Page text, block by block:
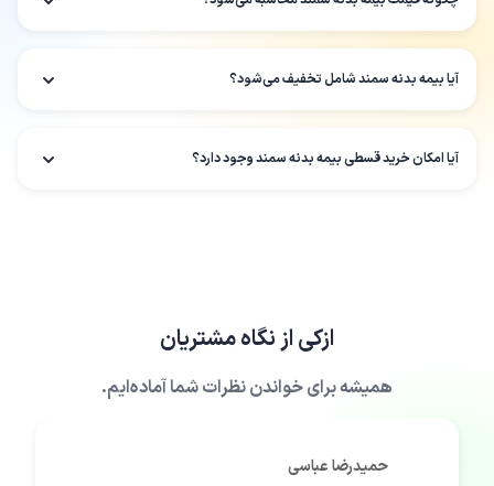
آیا بیمه بدنه سمند شامل تخفیف می‌شود؟
آیا امکان خرید قسطی بیمه بدنه سمند وجود دارد؟
ازکی از نگاه مشتریان
همیشه برای خواندن نظرات شما آماده‌ایم.
حمیدرضا عباسی